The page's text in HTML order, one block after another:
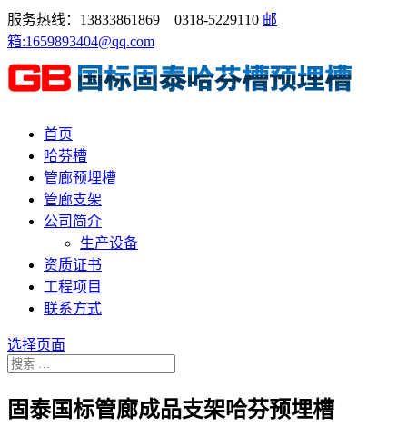
服务热线：13833861869 0318-5229110 邮
箱:1659893404@qq.com
首页
哈芬槽
管廊预埋槽
管廊支架
公司简介
生产设备
资质证书
工程项目
联系方式
选择页面
固泰国标管廊成品支架哈芬预埋槽